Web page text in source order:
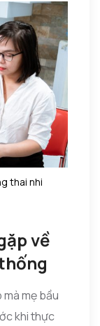
thai nhi
về
mẹ bầu
khi thực